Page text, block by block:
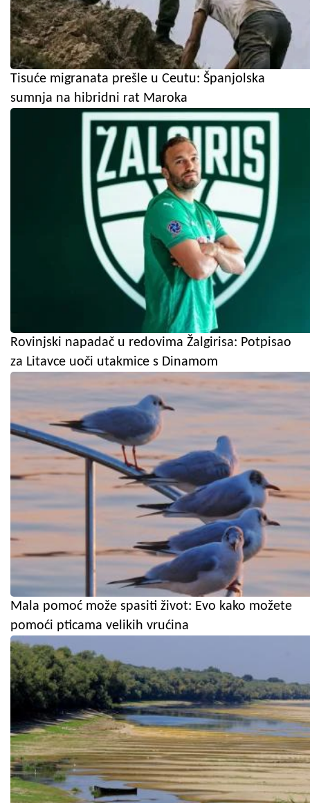
Tisuće migranata prešle u Ceutu: Španjolska
sumnja na hibridni rat Maroka
Rovinjski napadač u redovima Žalgirisa: Potpisao
za Litavce uoči utakmice s Dinamom
Mala pomoć može spasiti život: Evo kako možete
pomoći pticama velikih vrućina